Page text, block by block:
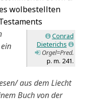
wolbestellten
L Conrad
Dieterichs L
M Orgel=Pred.
p. m. 241.
aus dem Liecht
Buch von der